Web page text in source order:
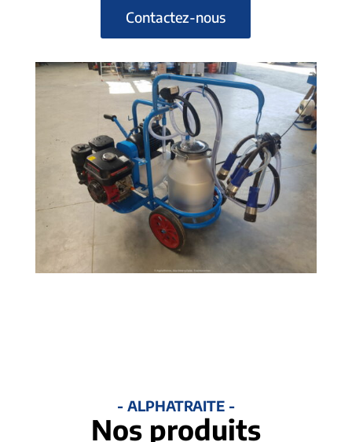
Contactez-nous
- ALPHATRAITE -
Nos produits